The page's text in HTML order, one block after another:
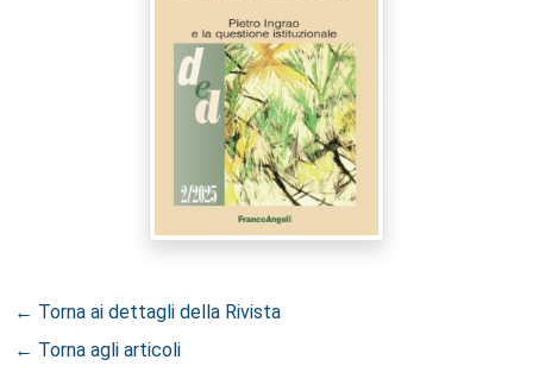
← Torna ai dettagli della Rivista
← Torna agli articoli